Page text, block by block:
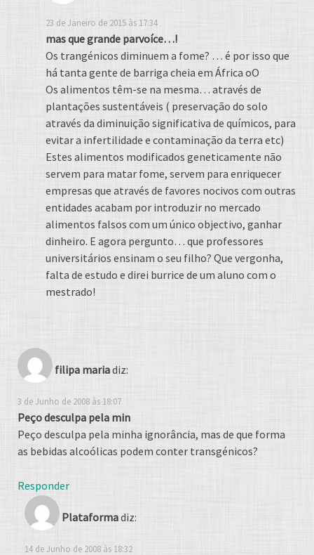
23 de Janeiro de 2015 às 17:34
mas que grande parvoíce…!
Os trangénicos diminuem a fome? … é por isso que
há tanta gente de barriga cheia em África oO
Os alimentos têm-se na mesma… através de
plantações sustentáveis ( preservação do solo
através da diminuição significativa de químicos, para
evitar a infertilidade e contaminação da terra etc)
Estes alimentos modificados geneticamente não
servem para matar fome, servem para enriquecer
empresas que através de favores nocivos com outras
entidades acabam por introduzir no mercado
alimentos falsos com um único objectivo, ganhar
dinheiro. E agora pergunto… que professores
universitários ensinam o seu filho? Que vergonha,
falta de estudo e direi burrice de um aluno com o
mestrado!
filipa mariadiz:
3 de Junho de 2008 às 18:07
Peço desculpa pela min
Peço desculpa pela minha ignorância, mas de que forma
as bebidas alcoólicas podem conter transgénicos?
Responder
Plataformadiz:
14 de Junho de 2008 às 18:32